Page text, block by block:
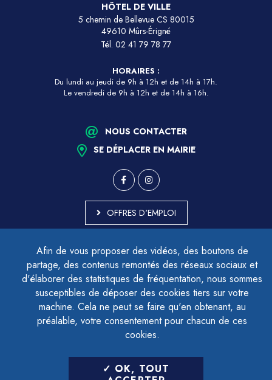
Afin de vous proposer des vidéos, des boutons de
partage, des contenus remontés des réseaux sociaux et
d'élaborer des statistiques de fréquentation, nous sommes
susceptibles de déposer des cookies tiers sur votre
machine. Cela ne peut se faire qu'en obtenant, au
préalable, votre consentement pour chacun de ces
cookies.
OK, TOUT
HÔTEL DE VILLE
5 chemin de Bellevue CS 80015
49610 Mûrs-Érigné
Tél. 02 41 79 78 77
HORAIRES :
Du lundi au jeudi de 9h à 12h et de 14h à 17h.
Le vendredi de 9h à 12h et de 14h à 16h.
NOUS CONTACTER
SE DÉPLACER EN MAIRIE
OFFRES D'EMPLOI
ACCESSIBILITÉ - PARTIELLEMENT CONFORME
PLAN DU SITE
MENTIONS LÉGALES
CONTACTER LE DÉLÉGUÉ À LA PROTECTION DES DONNÉES
GESTION DES COOKIES
LETTRE D'INFORMATION
SAISIR VOTRE ADRESSE E-MAIL